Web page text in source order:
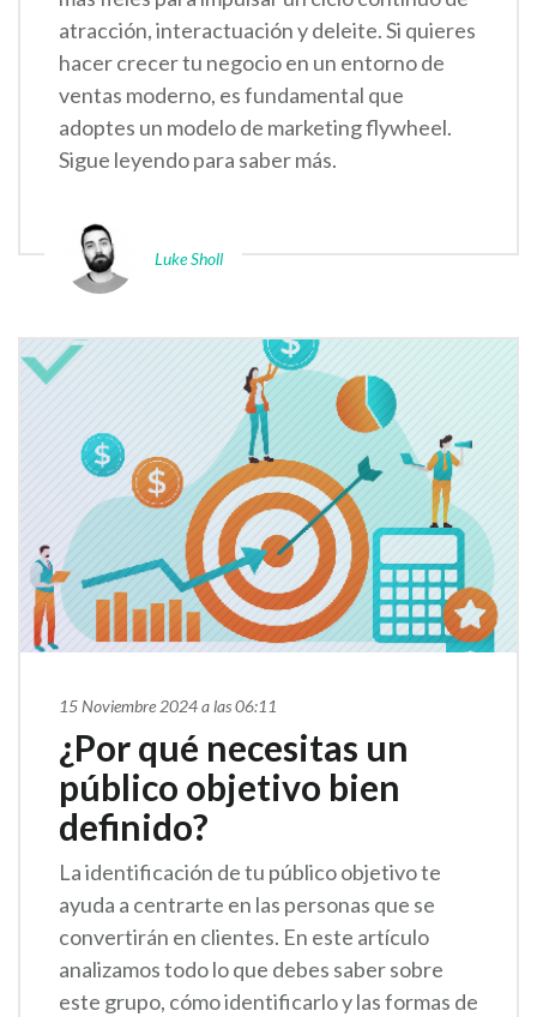
atracción, interactuación y deleite. Si quieres
hacer crecer tu negocio en un entorno de
ventas moderno, es fundamental que
adoptes un modelo de marketing flywheel.
Sigue leyendo para saber más.
Luke Sholl
15 Noviembre 2024 a las 06:11
¿Por qué necesitas un
público objetivo bien
definido?
La identificación de tu público objetivo te
ayuda a centrarte en las personas que se
convertirán en clientes. En este artículo
analizamos todo lo que debes saber sobre
este grupo, cómo identificarlo y las formas de